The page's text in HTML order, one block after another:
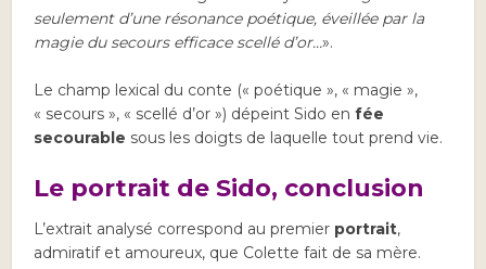
seulement d’une résonance poétique, éveillée par la
magie du secours efficace scellé d’or…».
Le champ lexical du conte (« poétique », « magie »,
« secours », « scellé d’or ») dépeint Sido enfée
secourable sous les doigts de laquelle tout prend vie.
Le portrait de Sido, conclusion
L’extrait analysé correspond au premier portrait,
admiratif et amoureux, que Colette fait de sa mère.